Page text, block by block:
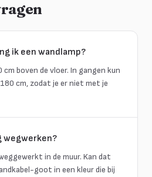
ik een wandlamp?
boven de vloer. In gangen kun
cm, zodat je er niet met je
wegwerken?
in de muur. Kan dat
goot in een kleur die bij